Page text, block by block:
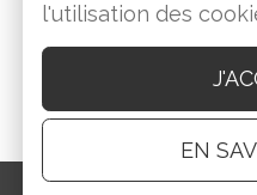
l'utilisation des
EN